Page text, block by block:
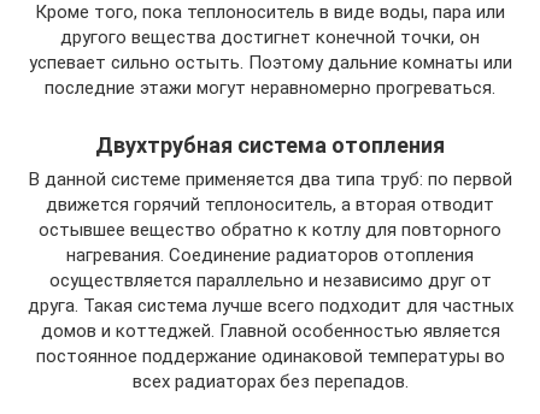
Кроме того, пока теплоноситель в виде воды, пара или
другого вещества достигнет конечной точки, он
успевает сильно остыть. Поэтому дальние комнаты или
последние этажи могут неравномерно прогреваться.
Двухтрубная система отопления
В данной системе применяется два типа труб: по первой
движется горячий теплоноситель, а вторая отводит
остывшее вещество обратно к котлу для повторного
нагревания. Соединение радиаторов отопления
осуществляется параллельно и независимо друг от
друга. Такая система лучше всего подходит для частных
домов и коттеджей. Главной особенностью является
постоянное поддержание одинаковой температуры во
всех радиаторах без перепадов.